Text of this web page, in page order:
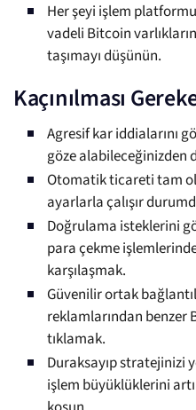
Her şeyi işlem
vadeli Bitcoin
taşımayı düşünün.
Kaçınılması
Agresif kar iddialarını
göze alabileceğinizden
Otomatik ticareti tam
ayarlarla çalışır
Doğrulama isteklerini
para çekme
karşılaşmak.
Güvenilir ortak
reklamlarından benzer
tıklamak.
Duraksayıp stratejinizi
işlem büyüklüklerini